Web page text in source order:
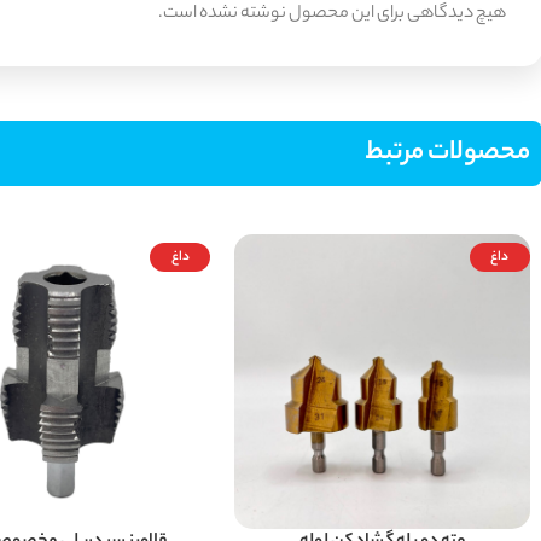
هیچ دیدگاهی برای این محصول نوشته نشده است.
محصولات مرتبط
داغ داغ